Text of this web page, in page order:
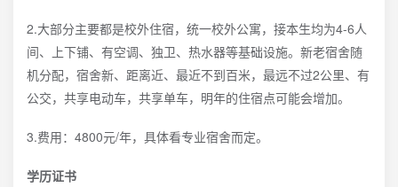
2.大部分主要都是校外住宿，统一校外公寓，接本生均为4-6人
间、上下铺、有空调、独卫、热水器等基础设施。新老宿舍随
机分配，宿舍新、距离近、最近不到百米，最远不过2公里、有
公交，共享电动车，共享单车，明年的住宿点可能会增加。
3.费用：4800元/年，具体看专业宿舍而定。
学历证书